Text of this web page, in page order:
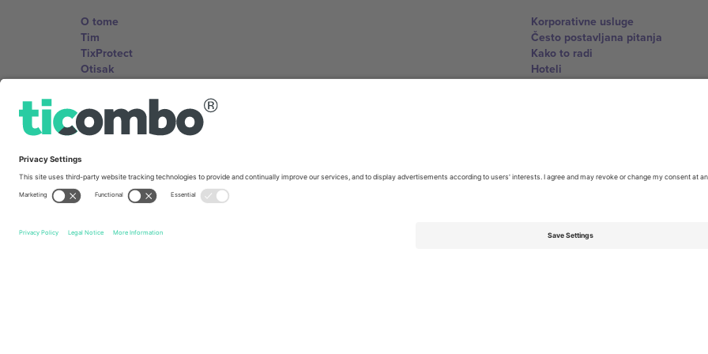
O tome
Tim
TixProtect
Otisak
Uslovi za korištenje
Partnerski program
Korporativne usluge
Često postavljana pitanja
Kako to radi
Hoteli
World Cup centar